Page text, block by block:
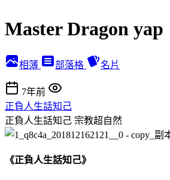
Master Dragon yap
相簿 部落格 名片
7年前
正負人生話知己
正負人生話知己 宗教超自然
《正負人生話知己》